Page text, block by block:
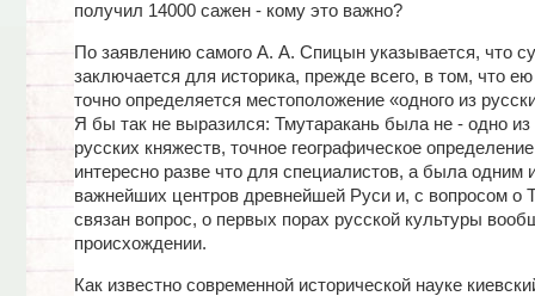
получил 14000 сажен - кому это важно?
По заявлению самого А. А. Спицын указывается, что
заключается для историка, прежде всего, в том, что
точно определяется местоположение «одного из
Я бы так не выразился: Тмутаракань была не - одно из
русских княжеств, точное географическое
интересно разве что для специалистов, а была одним
важнейших центров древнейшей Руси и, с вопросом о
связан вопрос, о первых порах русской культуры
происхождении.
Как известно современной исторической науке